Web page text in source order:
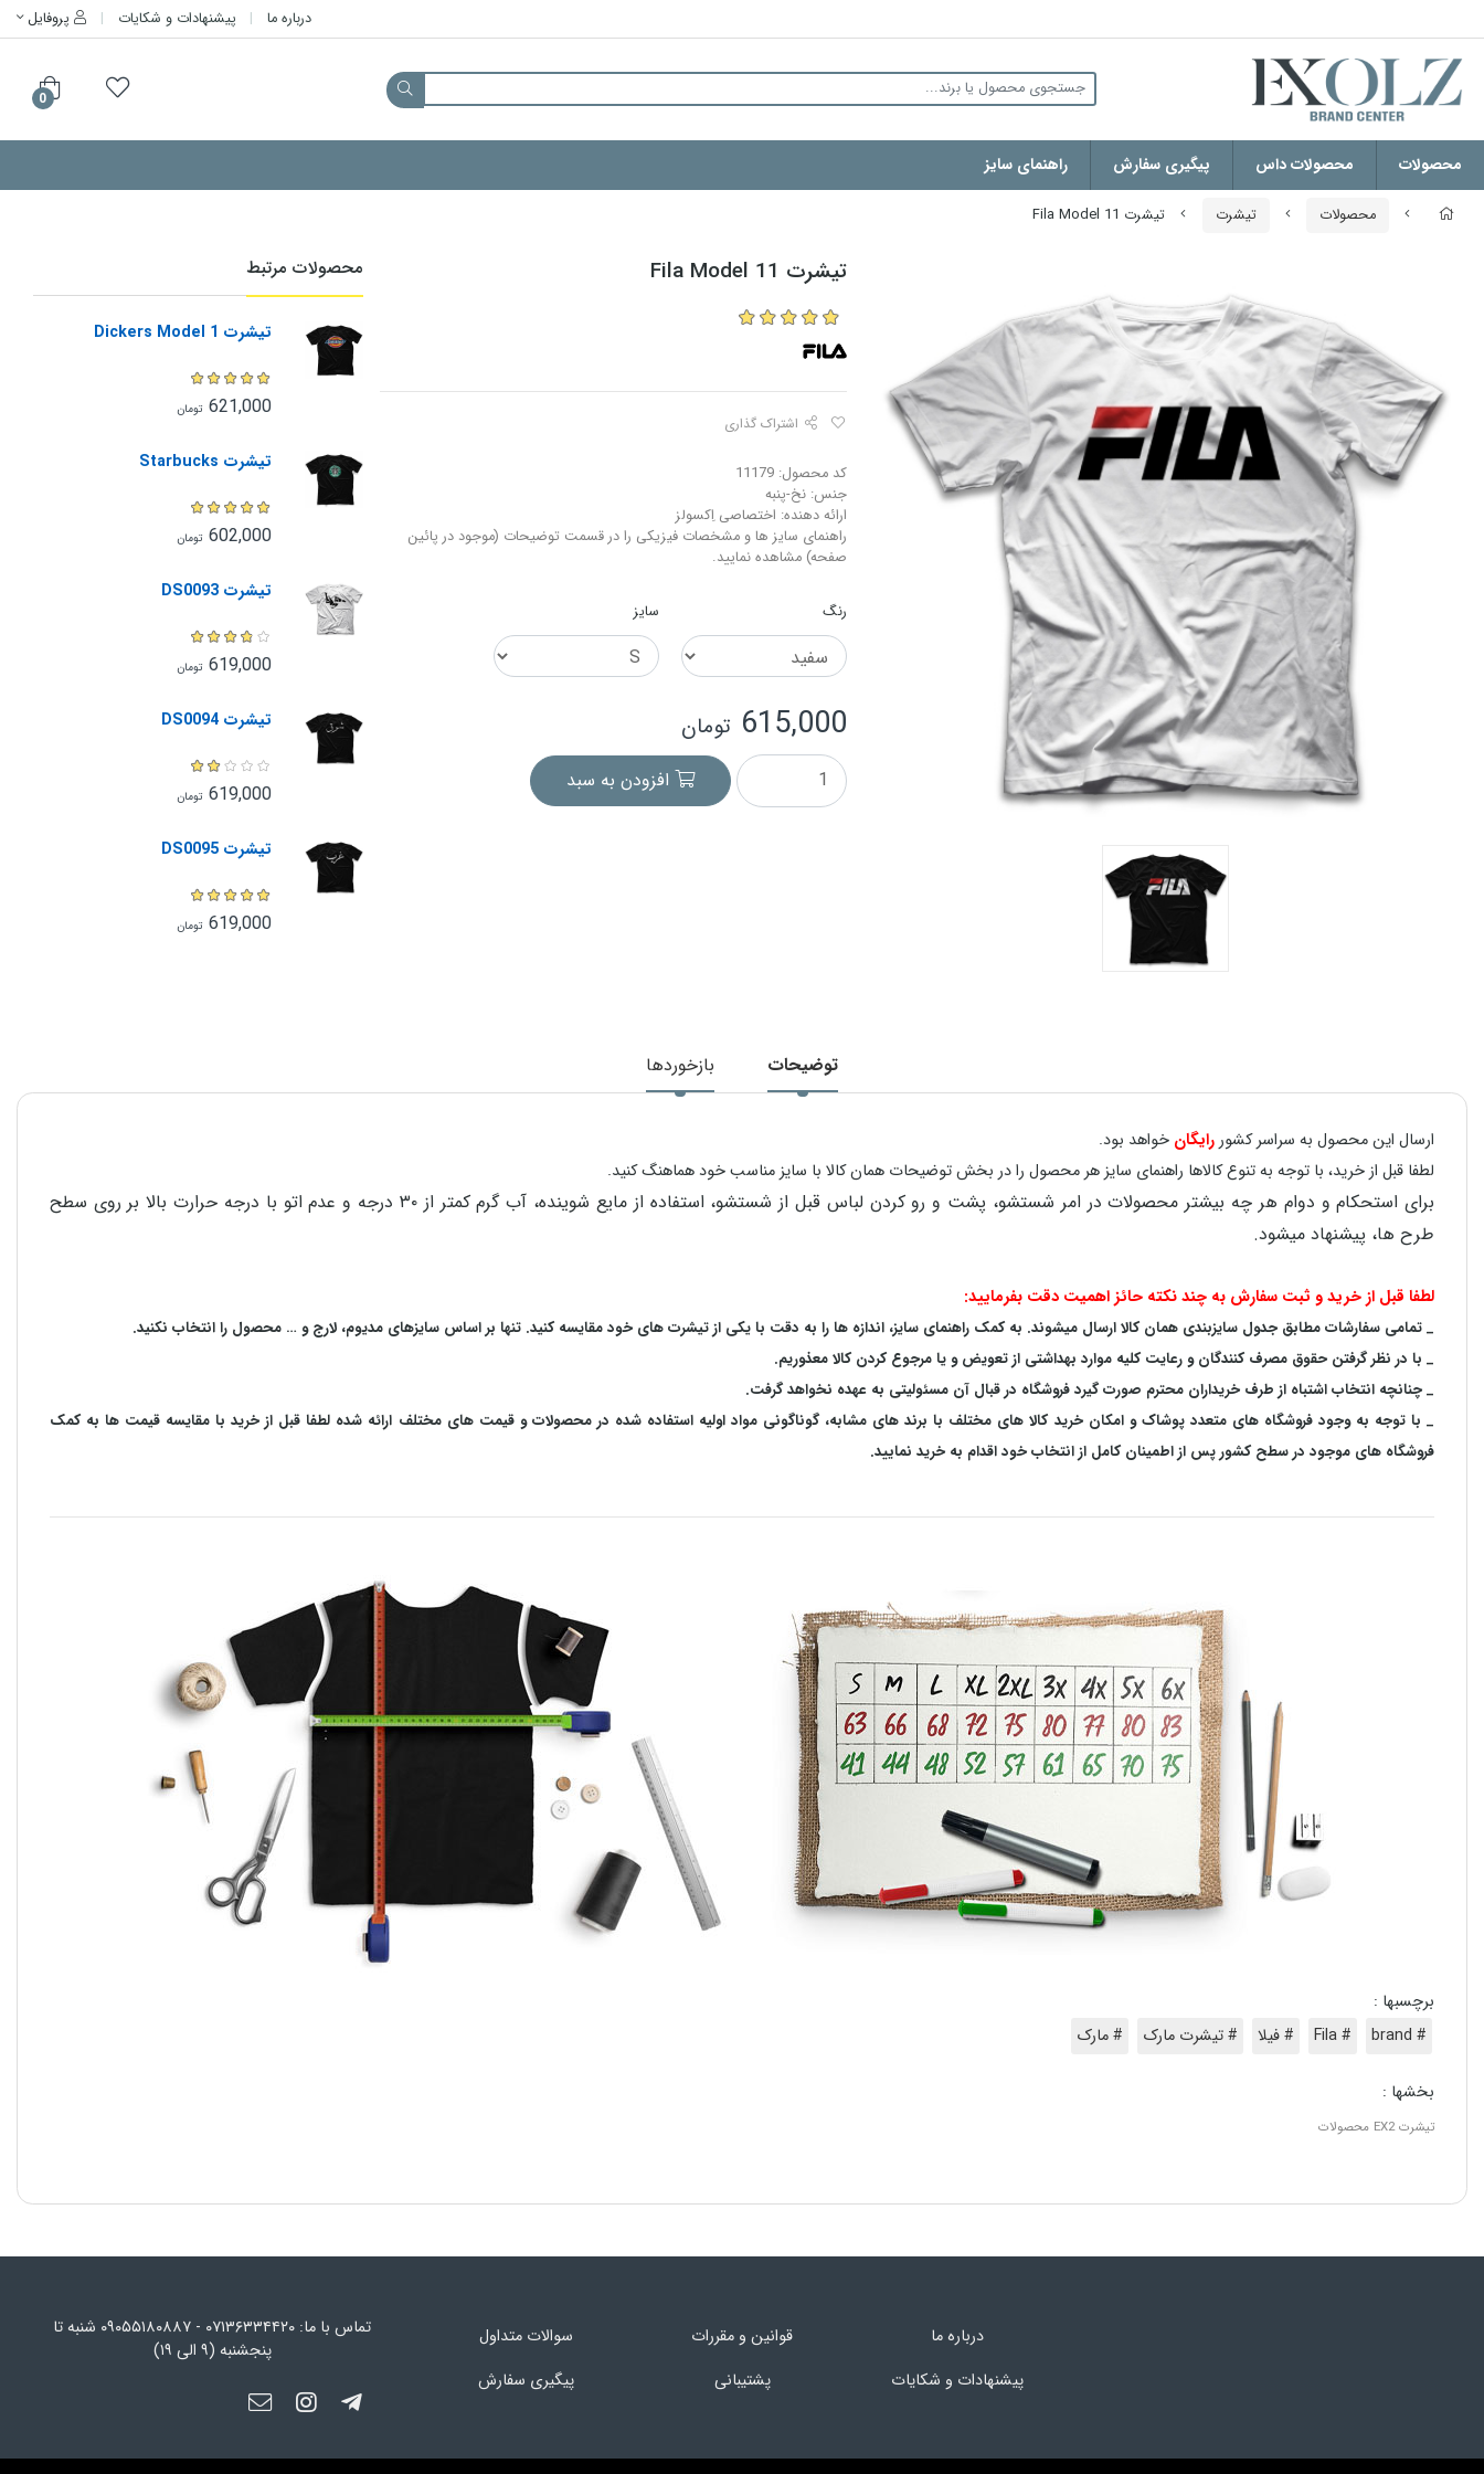
پروفایل درباره ما پیشنهادات و شکایات
0
محصولات محصولات داس پیگیری سفارش راهنمای سایز
محصولات تیشرت تیشرت Fila Model 11
تیشرت Fila Model 11
اشتراک گذاری
کد محصول: 11179
جنس: نخ-پنبه
ارائه دهنده: اختصاصی اِکسولز
راهنمای سایز ها و مشخصات فیزیکی را در قسمت توضیحات (موجود در پائین
صفحه) مشاهده نمایید.
رنگ سایز
615,000 تومان
افزودن به سبد
محصولات مرتبط
تیشرت Dickers Model 1
621,000 تومان
تیشرت Starbucks
602,000 تومان
تیشرت DS0093
619,000 تومان
تیشرت DS0094
619,000 تومان
تیشرت DS0095
619,000 تومان
توضیحات بازخوردها
ارسال این محصول به سراسر کشوررایگان خواهد بود.
لطفا قبل از خرید، با توجه به تنوع کالاها راهنمای سایز هر محصول را در بخش توضیحات همان کالا با سایز مناسب خود هماهنگ کنید.
برای استحکام و دوام هر چه بیشتر محصولات در امر شستشو، پشت و رو کردن لباس قبل از شستشو، استفاده از مایع شوینده، آب گرم کمتر از ۳۰ درجه و عدم اتو با درجه حرارت بالا بر روی سطح
طرح ها، پیشنهاد میشود.
لطفا قبل از خرید و ثبت سفارش به چند نکته حائز اهمیت دقت بفرمایید:
_ تمامی سفارشات مطابق جدول سایزبندی همان کالا ارسال میشوند. به کمک راهنمای سایز، اندازه ها را به دقت با یکی از تیشرت های خود مقایسه کنید. تنها بر اساس سایزهای مدیوم، لارج و … محصول را انتخاب نکنید.
_ با در نظر گرفتن حقوق مصرف کنندگان و رعایت کلیه موارد بهداشتی از تعویض و یا مرجوع کردن کالا معذوریم.
_ چنانچه انتخاب اشتباه از طرف خریداران محترم صورت گیرد فروشگاه در قبال آن مسئولیتی به عهده نخواهد گرفت.
_ با توجه به‌ وجود فروشگاه های متعدد‌ پوشاک و امکان خرید کالا های مختلف با برند های مشابه، گوناگونی مواد اولیه استفاده شده در محصولات و قیمت های مختلف ارائه شده لطفا قبل از خرید با مقایسه قیمت ها به کمک
فروشگاه های موجود در سطح کشور پس از اطمینان کامل از انتخاب خود اقدام به خرید نمایید.
برچسبها :
# brand
# Fila # فیلا # تیشرت مارک # مارک
بخشها :
تیشرت EX2 محصولات
درباره ما قوانین و مقررات
سوالات متداول
پیشنهادات و شکایات
پشتیبانی پیگیری سفارش
تماس با ما: ۰۷۱۳۶۳۳۴۴۲۰ - ۰۹۰۵۵۱۸۰۸۸۷ شنبه تا
پنجشنبه (۹ الی ۱۹)